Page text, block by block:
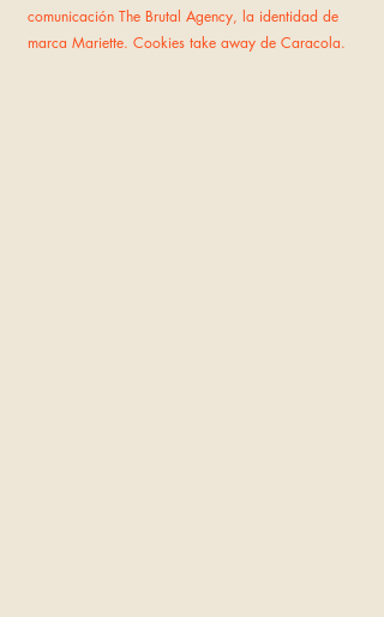
comunicación The Brutal Agency, la identidad de
marca Mariette. Cookies take away de Caracola.